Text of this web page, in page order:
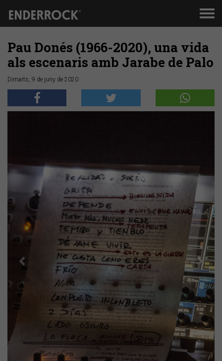
Pau Donés (1966-2020), una vida
als escenaris amb Jarabe de Palo
Dimarts, 9 de juny de 2020
Anterior